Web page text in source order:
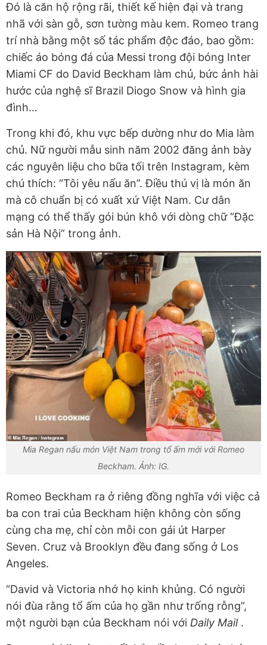
Đó là căn hộ rộng rãi, thiết kế hiện đại và trang
nhã với sàn gỗ, sơn tường màu kem. Romeo trang
trí nhà bằng một số tác phẩm độc đáo, bao gồm:
chiếc áo bóng đá của Messi trong đội bóng Inter
Miami CF do David Beckham làm chủ, bức ảnh hài
hước của nghệ sĩ Brazil Diogo Snow và hình gia
đình…
Trong khi đó, khu vực bếp dường như do Mia làm
chủ. Nữ người mẫu sinh năm 2002 đăng ảnh bày
các nguyên liệu cho bữa tối trên Instagram, kèm
chú thích: “Tôi yêu nấu ăn”. Điều thú vị là món ăn
mà cô chuẩn bị có xuất xứ Việt Nam. Cư dân
mạng có thể thấy gói bún khô với dòng chữ “Đặc
sản Hà Nội” trong ảnh.
Mia Regan nấu món Việt Nam trong tổ ấm mới với Romeo
Beckham. Ảnh: IG.
Romeo Beckham ra ở riêng đồng nghĩa với việc cả
ba con trai của Beckham hiện không còn sống
cùng cha mẹ, chỉ còn mỗi con gái út Harper
Seven. Cruz và Brooklyn đều đang sống ở Los
Angeles.
“David và Victoria nhớ họ kinh khủng. Có người
nói đùa rằng tổ ấm của họ gần như trống rỗng”,
một người bạn của Beckham nói với Daily Mail .